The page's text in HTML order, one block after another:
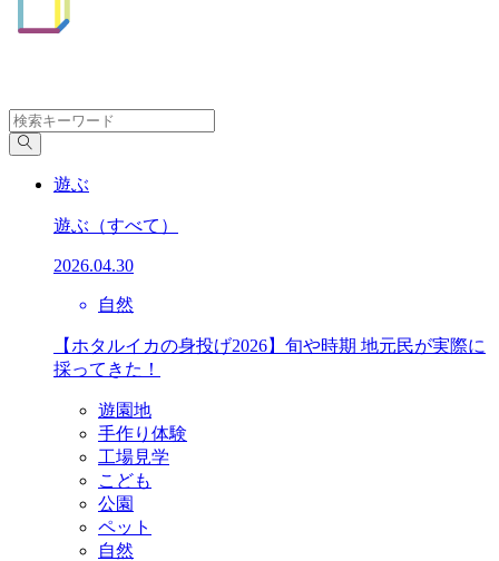
遊ぶ
遊ぶ （すべて）
2026.04.30
自然
【ホタルイカの身投げ2026】旬や時期 地元民が実際に
採ってきた！
遊園地
手作り体験
工場見学
こども
公園
ペット
自然